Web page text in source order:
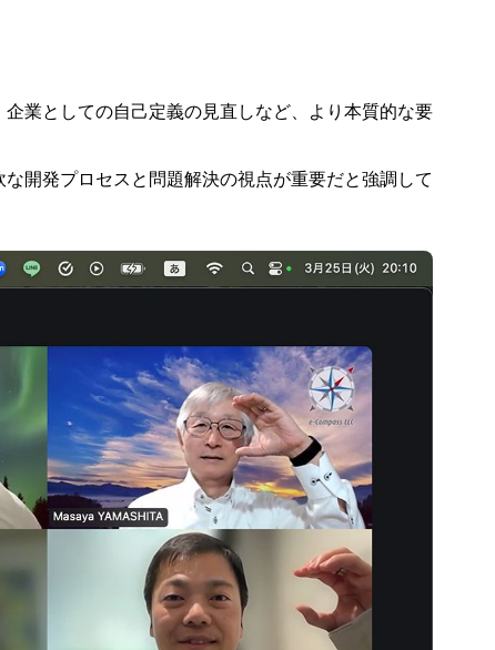
業としての自己定義の見直しなど、より本質的な要
開発プロセスと問題解決の視点が重要だと強調して